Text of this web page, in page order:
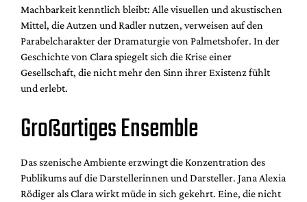
Machbarkeit kenntlich bleibt: Alle visuellen und akustischen
Mittel, die Autzen und Radler nutzen, verweisen auf den
Parabelcharakter der Dramaturgie von Palmetshofer. In der
Geschichte von Clara spiegelt sich die Krise einer
Gesellschaft, die nicht mehr den Sinn ihrer Existenz fühlt
und erlebt.
Großartiges Ensemble
Das szenische Ambiente erzwingt die Konzentration des
Publikums auf die Darstellerinnen und Darsteller. Jana Alexia
Rödiger als Clara wirkt müde in sich gekehrt. Eine, die nicht